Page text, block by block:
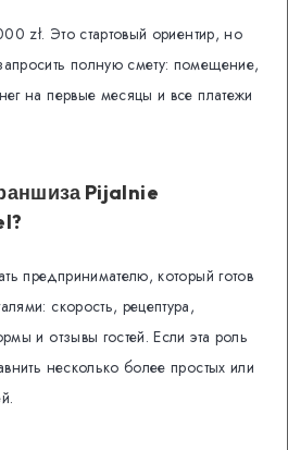
zł. Это стартовый ориентир, но
полную смету: помещение,
на первые месяцы и все платежи
Pijalnie
предпринимателю, который готов
скорость, рецептура,
и отзывы гостей. Если эта роль
несколько более простых или